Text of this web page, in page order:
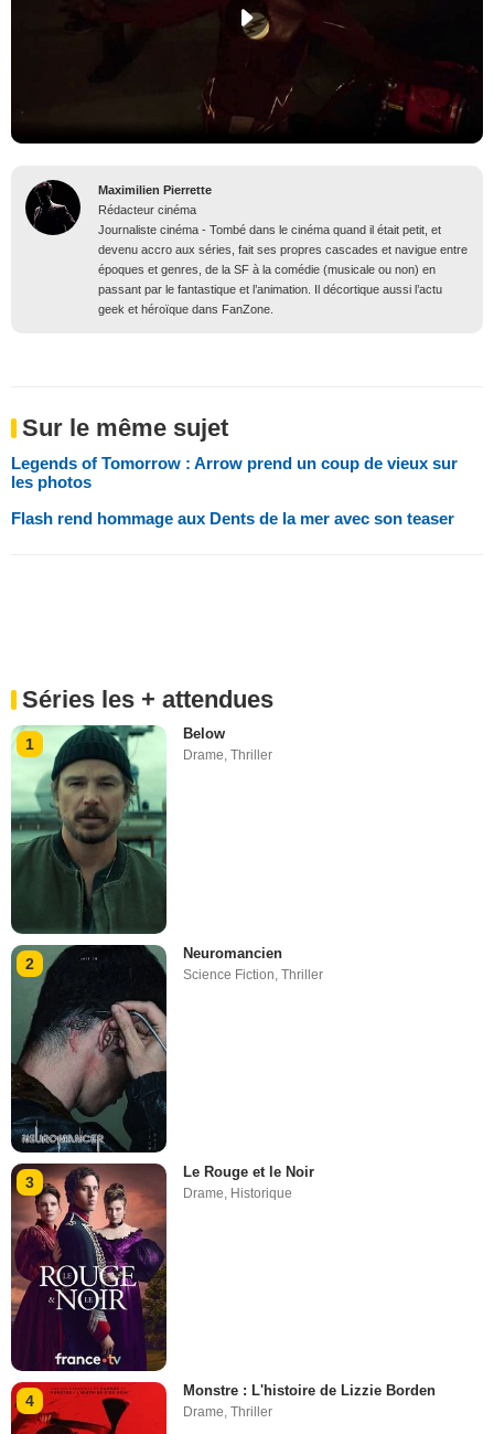
Maximilien Pierrette
Rédacteur cinéma
Journaliste cinéma - Tombé dans le cinéma quand il était petit, et
devenu accro aux séries, fait ses propres cascades et navigue entre
époques et genres, de la SF à la comédie (musicale ou non) en
passant par le fantastique et l’animation. Il décortique aussi l’actu
geek et héroïque dans FanZone.
Sur le même sujet
Legends of Tomorrow : Arrow prend un coup de vieux sur
les photos
Flash rend hommage aux Dents de la mer avec son teaser
Séries les + attendues
1
Below
Drame,Thriller
2
Neuromancien
Science Fiction ,Thriller
3
Le Rouge et le Noir
Drame, Historique
4
Monstre : L'histoire de Lizzie Borden
Drame,Thriller